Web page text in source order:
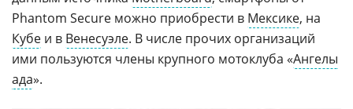
Phantom Secure можно приобрести в Мексике, на
Кубе и в Венесуэле. В числе прочих организаций
ими пользуются члены крупного мотоклуба «Ангелы
ада».